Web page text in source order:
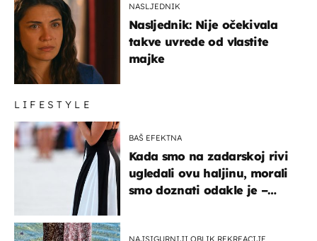
NASLJEDNIK
Nasljednik: Nije očekivala
takve uvrede od vlastite
majke
LIFESTYLE
BAŠ EFEKTNA
Kada smo na zadarskoj rivi
ugledali ovu haljinu, morali
smo doznati odakle je –
NAJSIGURNIJI OBLIK REKREACIJE